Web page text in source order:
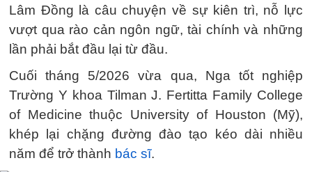
Lâm Đồng là câu chuyện về sự kiên trì, nỗ lực
vượt qua rào cản ngôn ngữ, tài chính và những
lần phải bắt đầu lại từ đầu.
Cuối tháng 5/2026 vừa qua, Nga tốt nghiệp
Trường Y khoa Tilman J. Fertitta Family College
of Medicine thuộc University of Houston (Mỹ),
khép lại chặng đường đào tạo kéo dài nhiều
năm để trở thành bác sĩ.